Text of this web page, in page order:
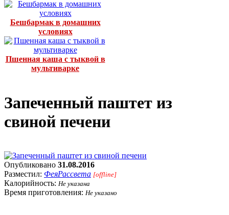
Бешбармак в домашних
условиях
Пшенная каша с тыквой в
мультиварке
Запеченный паштет из
свиной печени
Опубликовано 31.08.2016
Разместил: ФеяРассвета [offline]
Калорийность: Не указана
Время приготовления: Не указано